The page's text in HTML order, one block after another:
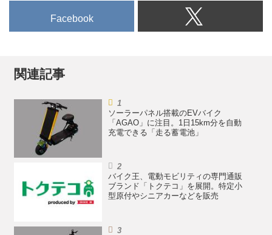
ートバイ」で2024年12月26日に
公開されたものを一部編集し転載
Facebook
関連記事
ソーラーパネル搭載のEVバイク
「AGAO」に注目。1日15km分を自動
充電できる「走る蓄電池」
バイク王、電動モビリティの専門通販
ブランド「トクテコ」を展開。特定小
型原付やシニアカーなどを販売